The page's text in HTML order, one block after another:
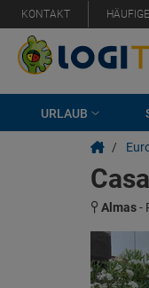
KONTAKT
URLAUB
/
Almas-